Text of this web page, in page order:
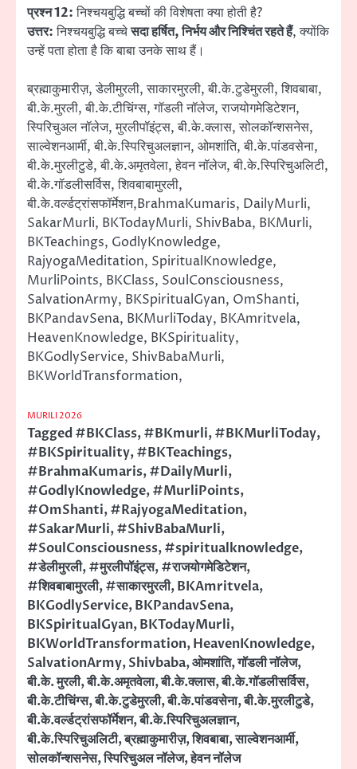
प्रश्न 12:निश्चयबुद्धि बच्चों की विशेषता क्या होती है?
उत्तर:निश्चयबुद्धि बच्चेसदा हर्षित, निर्भय और निश्चिंत रहते हैं, क्योंकि
उन्हें पता होता है कि बाबा उनके साथ हैं।
ब्रह्माकुमारीज़, डेलीमुरली, साकारमुरली, बी.के.टुडेमुरली, शिवबाबा,
बी.के.मुरली, बी.के.टीचिंग्स, गॉडली नॉलेज, राजयोगमेडिटेशन,
स्पिरिचुअल नॉलेज, मुरलीपॉइंट्स, बी.के.क्लास, सोलकॉन्शसनेस,
साल्वेशनआर्मी, बी.के.स्पिरिचुअलज्ञान, ओमशांति, बी.के.पांडवसेना,
बी.के.मुरलीटुडे, बी.के.अमृतवेला, हेवन नॉलेज, बी.के.स्पिरिचुअलिटी,
बी.के.गॉडलीसर्विस, शिवबाबामुरली,
बी.के.वर्ल्डट्रांसफॉर्मेशन,BrahmaKumaris, DailyMurli,
SakarMurli, BKTodayMurli, ShivBaba, BKMurli,
BKTeachings, GodlyKnowledge,
RajyogaMeditation, SpiritualKnowledge,
MurliPoints, BKClass, SoulConsciousness,
SalvationArmy, BKSpiritualGyan, OmShanti,
BKPandavSena, BKMurliToday, BKAmritvela,
HeavenKnowledge, BKSpirituality,
BKGodlyService, ShivBabaMurli,
BKWorldTransformation,
MURILI 2026
Tagged#BKClass,#BKmurli,#BKMurliToday,
#BKSpirituality,#BKTeachings,
#BrahmaKumaris,#DailyMurli,
#GodlyKnowledge,#MurliPoints,
#OmShanti,#RajyogaMeditation,
#SakarMurli,#ShivBabaMurli,
#SoulConsciousness,#spiritualknowledge,
#डेलीमुरली,#मुरलीपॉइंट्स,#राजयोगमेडिटेशन,
#शिवबाबामुरली,#साकारमुरली,BKAmritvela,
BKGodlyService,BKPandavSena,
BKSpiritualGyan,BKTodayMurli,
BKWorldTransformation,HeavenKnowledge,
SalvationArmy,Shivbaba,ओमशांति,गॉडली नॉलेज,
बी.के. मुरली,बी.के.अमृतवेला,बी.के.क्लास,बी.के.गॉडलीसर्विस,
बी.के.टीचिंग्स,बी.के.टुडेमुरली,बी.के.पांडवसेना,बी.के.मुरलीटुडे,
बी.के.वर्ल्डट्रांसफॉर्मेशन,बी.के.स्पिरिचुअलज्ञान,
बी.के.स्पिरिचुअलिटी,ब्रह्माकुमारीज़,शिवबाबा,साल्वेशनआर्मी,
सोलकॉन्शसनेस,स्पिरिचुअल नॉलेज,हेवन नॉलेज